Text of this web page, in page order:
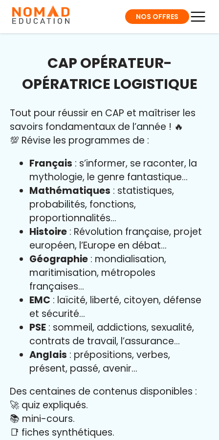
NOS OFFRES
CAP OPÉRATEUR-
OPÉRATRICE LOGISTIQUE
Tout pour réussir en CAP et maîtriser les
savoirs fondamentaux de l’année ! 🔥
💯 Révise les programmes de :
Français : s’informer, se raconter, la
mythologie, le genre fantastique…
Mathématiques : statistiques,
probabilités, fonctions,
proportionnalités…
Histoire : Révolution française, projet
européen, l’Europe en débat…
Géographie : mondialisation,
maritimisation, métropoles
françaises…
EMC : laïcité, liberté, citoyen, défense
et sécurité…
PSE : sommeil, addictions, sexualité,
contrats de travail, l’assurance…
Anglais : prépositions, verbes,
présent, passé, avenir…
Des centaines de contenus disponibles :
🚀 quiz expliqués.
📚 mini-cours.
📑 fiches synthétiques.